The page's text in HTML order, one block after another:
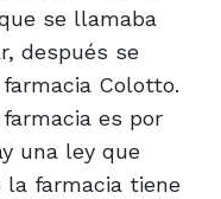
se llamaba
después se
Colotto.
es por
una ley que
farmacia tiene